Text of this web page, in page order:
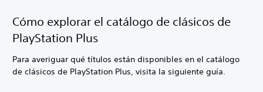
Cómo explorar el catálogo de clásicos de
PlayStation Plus
Para averiguar qué títulos están disponibles en el catálogo
de clásicos de PlayStation Plus, visita la siguiente guía.